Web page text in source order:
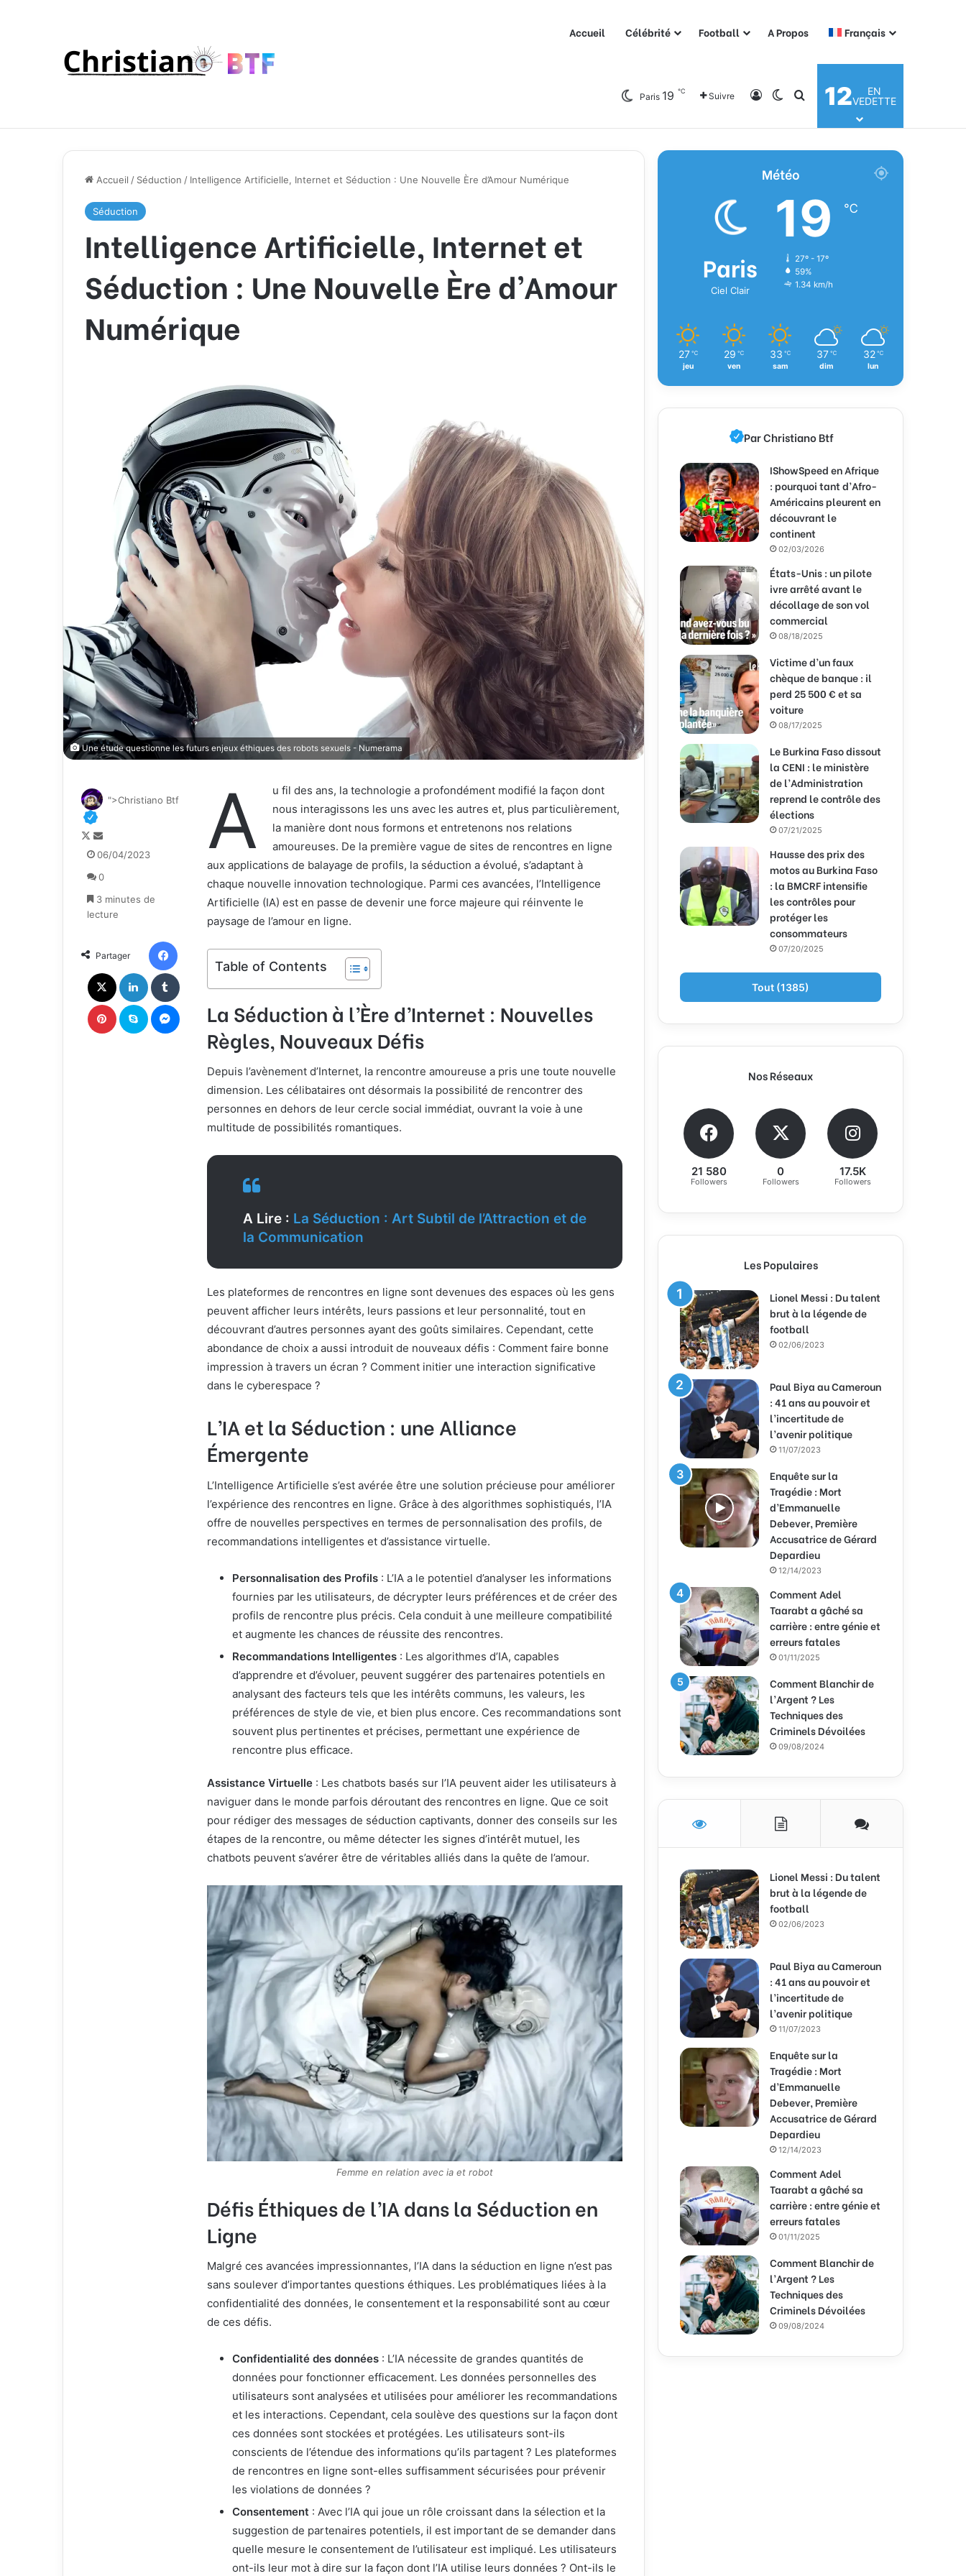
Accueil Célébrité Football A Propos Français
Paris 19 ℃ Suivre ConnexionSwitch skin
Rechercher
12
EN
VEDETTE
Accueil / Séduction / Intelligence Artificielle, Internet et Séduction : Une Nouvelle Ère d’Amour Numérique
Séduction
Intelligence Artificielle, Internet et
Séduction : Une Nouvelle Ère d’Amour
Numérique
Une étude questionne les futurs enjeux éthiques des robots sexuels - Numerama
A
u fil des ans, la technologie a profondément modifié la façon dont
nous interagissons les uns avec les autres et, plus particulièrement,
la manière dont nous formons et entretenons nos relations
amoureuses. De la première vague de sites de rencontres en ligne
aux applications de balayage de profils, la séduction a évolué, s’adaptant à
chaque nouvelle innovation technologique. Parmi ces avancées, l’Intelligence
Artificielle (IA) est en passe de devenir une force majeure qui réinvente le
paysage de l’amour en ligne.
Table of Contents
La Séduction à l’Ère d’Internet : Nouvelles
Règles, Nouveaux Défis
Depuis l’avènement d’Internet, la rencontre amoureuse a pris une toute nouvelle
dimension. Les célibataires ont désormais la possibilité de rencontrer des
personnes en dehors de leur cercle social immédiat, ouvrant la voie à une
multitude de possibilités romantiques.
A Lire : La Séduction : Art Subtil de l’Attraction et de
la Communication
Les plateformes de rencontres en ligne sont devenues des espaces où les gens
peuvent afficher leurs intérêts, leurs passions et leur personnalité, tout en
découvrant d’autres personnes ayant des goûts similaires. Cependant, cette
abondance de choix a aussi introduit de nouveaux défis : Comment faire bonne
impression à travers un écran ? Comment initier une interaction significative
dans le cyberespace ?
L’IA et la Séduction : une Alliance
Émergente
L’Intelligence Artificielle s’est avérée être une solution précieuse pour améliorer
l’expérience des rencontres en ligne. Grâce à des algorithmes sophistiqués, l’IA
offre de nouvelles perspectives en termes de personnalisation des profils, de
recommandations intelligentes et d’assistance virtuelle.
Personnalisation des Profils : L’IA a le potentiel d’analyser les informations
fournies par les utilisateurs, de décrypter leurs préférences et de créer des
profils de rencontre plus précis. Cela conduit à une meilleure compatibilité
et augmente les chances de réussite des rencontres.
Recommandations Intelligentes : Les algorithmes d’IA, capables
d’apprendre et d’évoluer, peuvent suggérer des partenaires potentiels en
analysant des facteurs tels que les intérêts communs, les valeurs, les
préférences de style de vie, et bien plus encore. Ces recommandations sont
souvent plus pertinentes et précises, permettant une expérience de
rencontre plus efficace.
Assistance Virtuelle : Les chatbots basés sur l’IA peuvent aider les utilisateurs à
naviguer dans le monde parfois déroutant des rencontres en ligne. Que ce soit
pour rédiger des messages de séduction captivants, donner des conseils sur les
étapes de la rencontre, ou même détecter les signes d’intérêt mutuel, les
chatbots peuvent s’avérer être de véritables alliés dans la quête de l’amour.
Femme en relation avec ia et robot
Défis Éthiques de l’IA dans la Séduction en
Ligne
Malgré ces avancées impressionnantes, l’IA dans la séduction en ligne n’est pas
sans soulever d’importantes questions éthiques. Les problématiques liées à la
confidentialité des données, le consentement et la responsabilité sont au cœur
de ces défis.
Confidentialité des données : L’IA nécessite de grandes quantités de
données pour fonctionner efficacement. Les données personnelles des
utilisateurs sont analysées et utilisées pour améliorer les recommandations
et les interactions. Cependant, cela soulève des questions sur la façon dont
ces données sont stockées et protégées. Les utilisateurs sont-ils
conscients de l’étendue des informations qu’ils partagent ? Les plateformes
de rencontres en ligne sont-elles suffisamment sécurisées pour prévenir
les violations de données ?
Consentement : Avec l’IA qui joue un rôle croissant dans la sélection et la
suggestion de partenaires potentiels, il est important de se demander dans
quelle mesure le consentement de l’utilisateur est impliqué. Les utilisateurs
ont-ils leur mot à dire sur la façon dont l’IA utilise leurs données ? Ont-ils le
">Christiano Btf
F
o
l
o
w
X
n
o
y
e
n
c
o
u
r
r
06/04/2023
0
3 minutes de
lecture
Partager
Météo
Paris
Ciel Clair
19 ℃
27º - 17º
59%
1.34 km/h
27 ℃
jeu
29 ℃
ven
33 ℃
sam
37 ℃
dim
32 ℃
lun
Par Christiano Btf
IShowSpeed en Afrique
: pourquoi tant d’Afro-
Américains pleurent en
découvrant le
continent
02/03/2026
États-Unis : un pilote
ivre arrêté avant le
décollage de son vol
commercial
08/18/2025
Victime d’un faux
chèque de banque : il
perd 25 500 € et sa
voiture
08/17/2025
Le Burkina Faso dissout
la CENI : le ministère
de l’Administration
reprend le contrôle des
élections
07/21/2025
Hausse des prix des
motos au Burkina Faso
: la BMCRF intensifie
les contrôles pour
protéger les
consommateurs
07/20/2025
Tout (1385)
Nos Réseaux
21 580
Followers
0
Followers
17.5K
Followers
Les Populaires
Lionel Messi : Du talent
brut à la légende de
football
02/06/2023
Paul Biya au Cameroun
: 41 ans au pouvoir et
l’incertitude de
l’avenir politique
11/07/2023
Enquête sur la
Tragédie : Mort
d’Emmanuelle
Debever, Première
Accusatrice de Gérard
Depardieu
12/14/2023
Comment Adel
Taarabt a gâché sa
carrière : entre génie et
erreurs fatales
01/11/2025
Comment Blanchir de
l’Argent ? Les
Techniques des
Criminels Dévoilées
09/08/2024
Lionel Messi : Du talent
brut à la légende de
football
02/06/2023
Paul Biya au Cameroun
: 41 ans au pouvoir et
l’incertitude de
l’avenir politique
11/07/2023
Enquête sur la
Tragédie : Mort
d’Emmanuelle
Debever, Première
Accusatrice de Gérard
Depardieu
12/14/2023
Comment Adel
Taarabt a gâché sa
carrière : entre génie et
erreurs fatales
01/11/2025
Comment Blanchir de
l’Argent ? Les
Techniques des
Criminels Dévoilées
09/08/2024